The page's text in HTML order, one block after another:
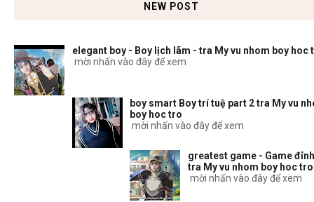
NEW POST
elegant boy - Boy lịch lãm - tra My vu nhom boy hoc
mời nhấn vào đây để xem
boy smart Boy trí tuệ part 2 tra My vu
boy hoc tro
mời nhấn vào đây để xem
greatest game - Game
tra My vu nhom boy hoc tro
mời nhấn vào đây để xem